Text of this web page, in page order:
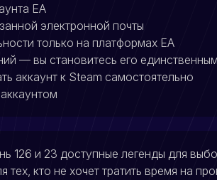
EA
электронной почты
только на платформах EA
— вы становитесь его
аккаунт к Steam самостоятельно
126 и 23 доступные легенды для
тех, кто не хочет тратить время на